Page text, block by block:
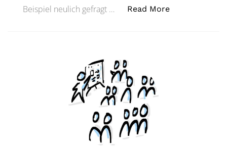
Beispiel neulich gefragt …
Read More„Gibt es